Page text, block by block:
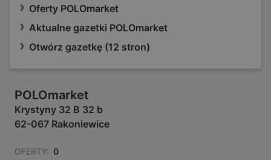
Oferty POLOmarket
Aktualne gazetki POLOmarket
Otwórz gazetkę (12 stron)
POLOmarket
Krystyny 32 B 32 b
62-067 Rakoniewice
OFERTY: 0